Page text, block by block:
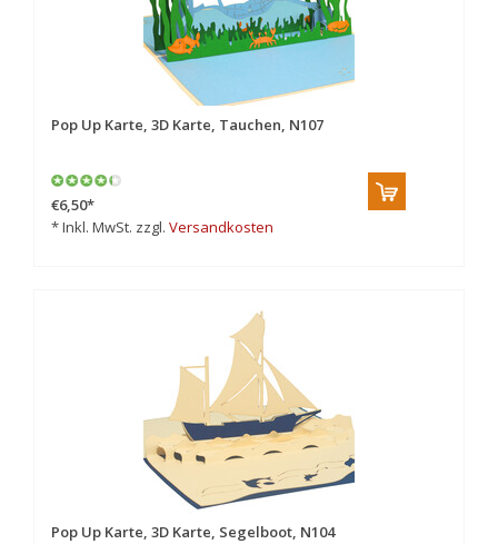
Pop Up Karte, 3D Karte, Tauchen, N107
€6,50*
* Inkl. MwSt. zzgl. Versandkosten
Pop Up Karte, 3D Karte, Segelboot, N104